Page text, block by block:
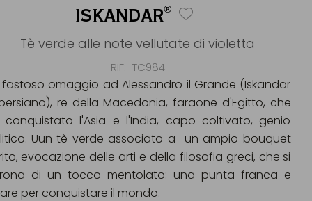
ISKANDAR®
Tè verde alle note vellutate di violetta
RIF TC984
fastoso omaggio ad Alessandro il Grande (Iskandar
re della Macedonia, faraone d'Egitto, che
conquistato l'Asia e l'India, capo coltivato, genio
Uun tè verde associato a un ampio bouquet
evocazione delle arti e della filosofia greci, che si
di un tocco mentolato: una punta franca e
per conquistare il mondo.